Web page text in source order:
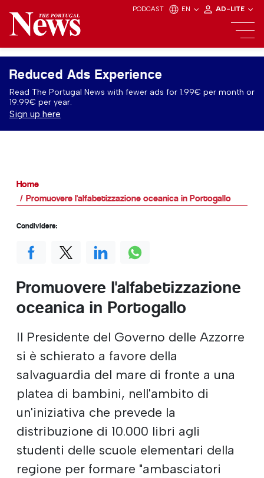
PODCAST EN AD-LITE
Reduced Ads Experience
Read The Portugal News with fewer ads for 1.99€ per month or
19.99€ per year.
Sign up here
Home
Promuovere l'alfabetizzazione oceanica in Portogallo
Promuovere l'alfabetizzazione
oceanica in Portogallo
Il Presidente del Governo delle Azzorre
si è schierato a favore della
salvaguardia del mare di fronte a una
platea di bambini, nell'ambito di
un'iniziativa che prevede la
distribuzione di 10.000 libri agli
studenti delle scuole elementari della
regione per formare "ambasciatori
Condividere: